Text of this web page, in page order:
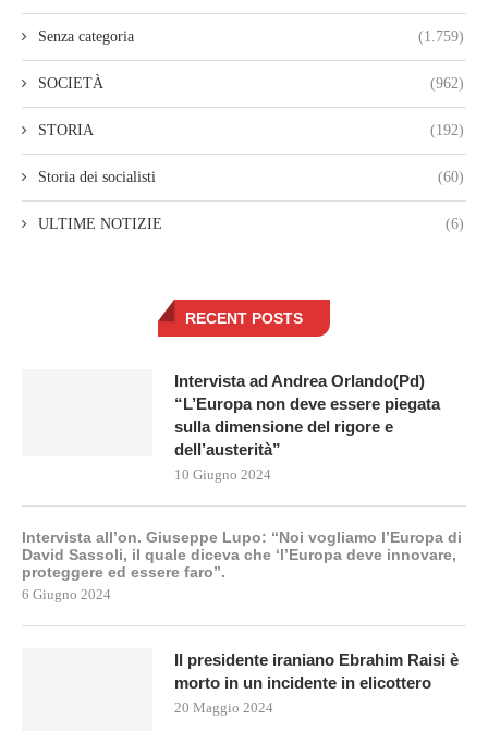
Senza categoria (1.759)
SOCIETÀ (962)
STORIA (192)
Storia dei socialisti (60)
ULTIME NOTIZIE (6)
RECENT POSTS
Intervista ad Andrea Orlando(Pd)
“L’Europa non deve essere piegata
sulla dimensione del rigore e
dell’austerità”
10 Giugno 2024
Intervista all’on. Giuseppe Lupo: “Noi vogliamo l’Europa di
David Sassoli, il quale diceva che ‘l’Europa deve innovare,
proteggere ed essere faro”.
6 Giugno 2024
Il presidente iraniano Ebrahim Raisi è
morto in un incidente in elicottero
20 Maggio 2024